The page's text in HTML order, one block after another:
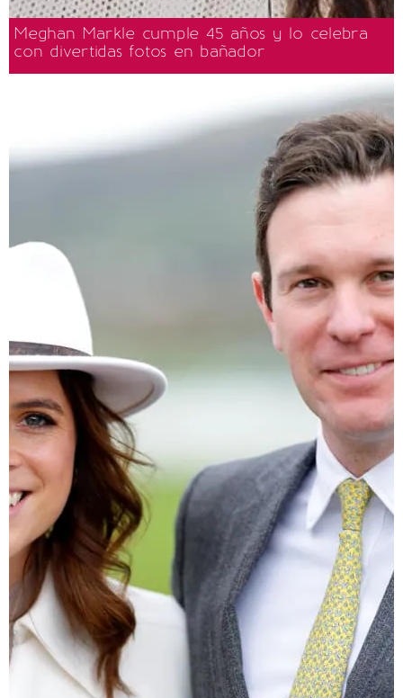
Meghan Markle cumple 45 años y lo celebra
con divertidas fotos en bañador